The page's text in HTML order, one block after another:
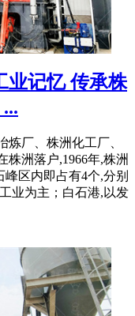
业记忆 传承株
厂、株洲化工厂、
株洲落户,1966年,株洲
区内即占有4个,分别
业为主；白石港,以发